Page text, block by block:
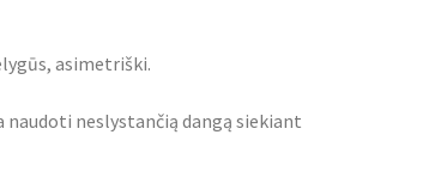
asimetriški.
neslystančią dangą siekiant